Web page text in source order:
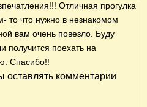
Отличная прогулка
то что нужно в незнакомом
вам очень повезло. Буду
получится поехать на
Спасибо!!
оставлять комментарии